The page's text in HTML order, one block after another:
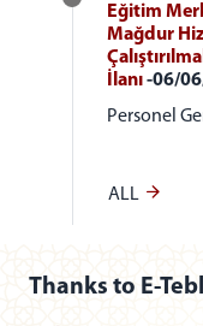
Eğitim
Mağdur
İlanı-06/
Personel
ALL
Thanks to E-